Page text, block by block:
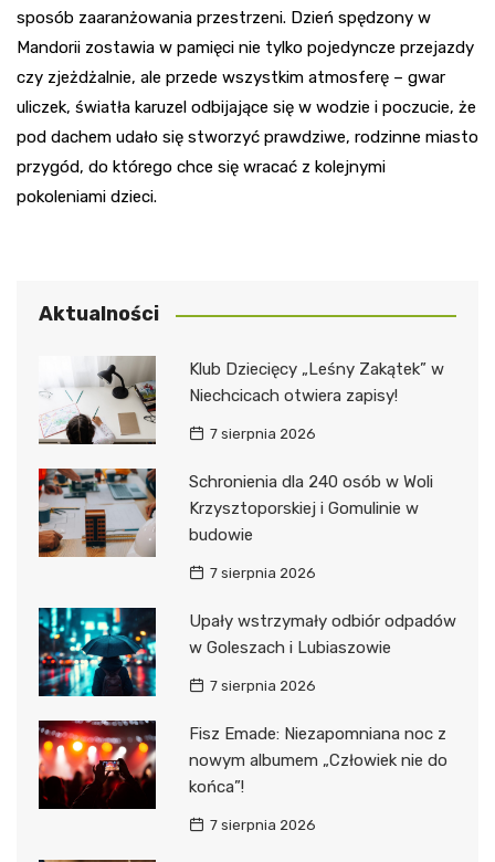
sposób zaaranżowania przestrzeni. Dzień spędzony w
Mandorii zostawia w pamięci nie tylko pojedyncze przejazdy
czy zjeżdżalnie, ale przede wszystkim atmosferę – gwar
uliczek, światła karuzel odbijające się w wodzie i poczucie, że
pod dachem udało się stworzyć prawdziwe, rodzinne miasto
przygód, do którego chce się wracać z kolejnymi
pokoleniami dzieci.
Aktualności
Klub Dziecięcy „Leśny Zakątek” w
Niechcicach otwiera zapisy!
7 sierpnia 2026
Schronienia dla 240 osób w Woli
Krzysztoporskiej i Gomulinie w
budowie
7 sierpnia 2026
Upały wstrzymały odbiór odpadów
w Goleszach i Lubiaszowie
7 sierpnia 2026
Fisz Emade: Niezapomniana noc z
nowym albumem „Człowiek nie do
końca”!
7 sierpnia 2026